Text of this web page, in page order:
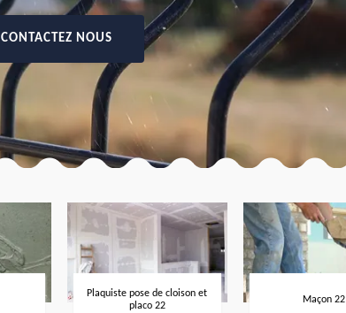
CONTACTEZ NOUS
Plaquiste pose de cloison et
placo 22
Maçon 22